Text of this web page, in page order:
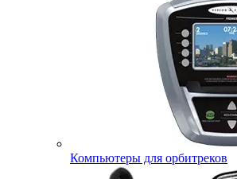
Компьютеры для орбитреков